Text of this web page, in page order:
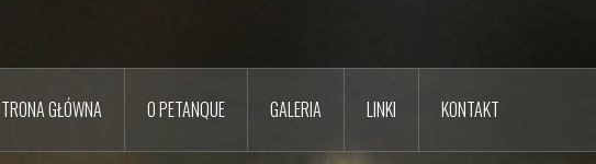
GŁÓWNA O PETANQUE GALERIA LINKI KONTAKT